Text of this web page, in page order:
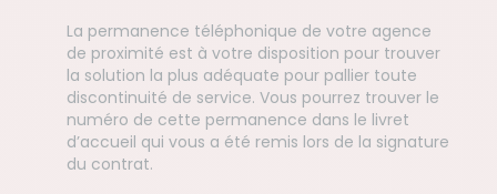
La permanence téléphonique de votre agence
de proximité est à votre disposition pour trouver
la solution la plus adéquate pour pallier toute
discontinuité de service. Vous pourrez trouver le
numéro de cette permanence dans le livret
d’accueil qui vous a été remis lors de la signature
du contrat.